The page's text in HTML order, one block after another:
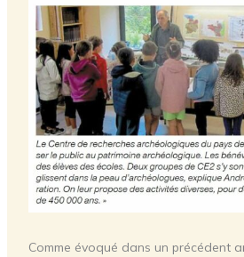
Comme évoqué dans un précédent